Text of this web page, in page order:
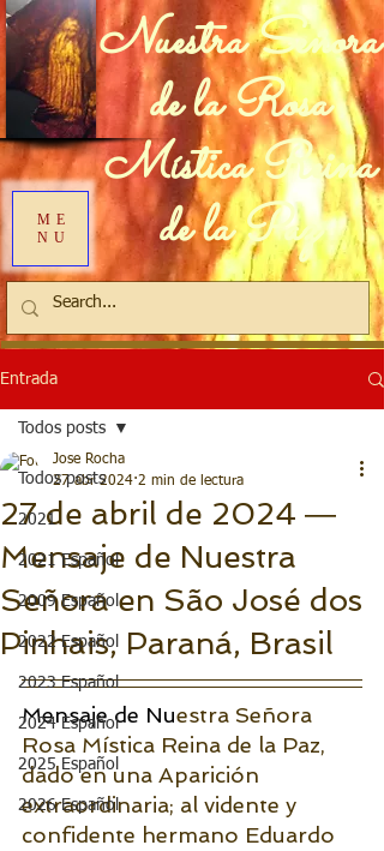
ME
NU
Nuestra Señora
de la Rosa
Mística Reina
de la Paz
Entrada
Todos posts
2021
2021 Español
2009 Español
2022 Español
2023 Español
2024 Español
2025 Español
2026 Español
Todos posts
27 de abril de 2024 ―
Mensaje de Nuestra
Señora en São José dos
Pinhais, Paraná, Brasil
Jose Rocha
27 abr 2024 2 min de lectura
Mensaje de Nuestra Señora
Rosa Mística Reina de la Paz,
dado en una Aparición
extraordinaria; al vidente y
confidente hermano Eduardo